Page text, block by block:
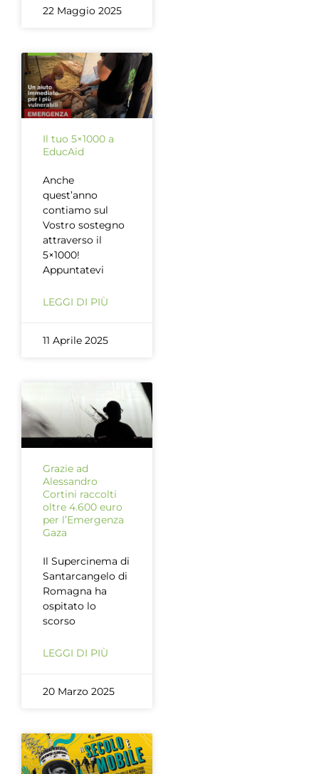
22 Maggio 2025
Il tuo 5×1000 a
EducAid
Anche
quest’anno
contiamo sul
Vostro sostegno
attraverso il
5×1000!
Appuntatevi
LEGGI DI PIÙ
11 Aprile 2025
Grazie ad
Alessandro
Cortini raccolti
oltre 4.600 euro
per l’Emergenza
Gaza
Il Supercinema di
Santarcangelo di
Romagna ha
ospitato lo
scorso
LEGGI DI PIÙ
20 Marzo 2025